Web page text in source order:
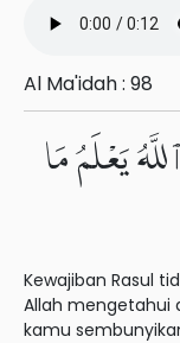
Al Ma'idah : 98
يَعْلَمُ مَا
Kewajiban Rasul
Allah mengetahui
kamu